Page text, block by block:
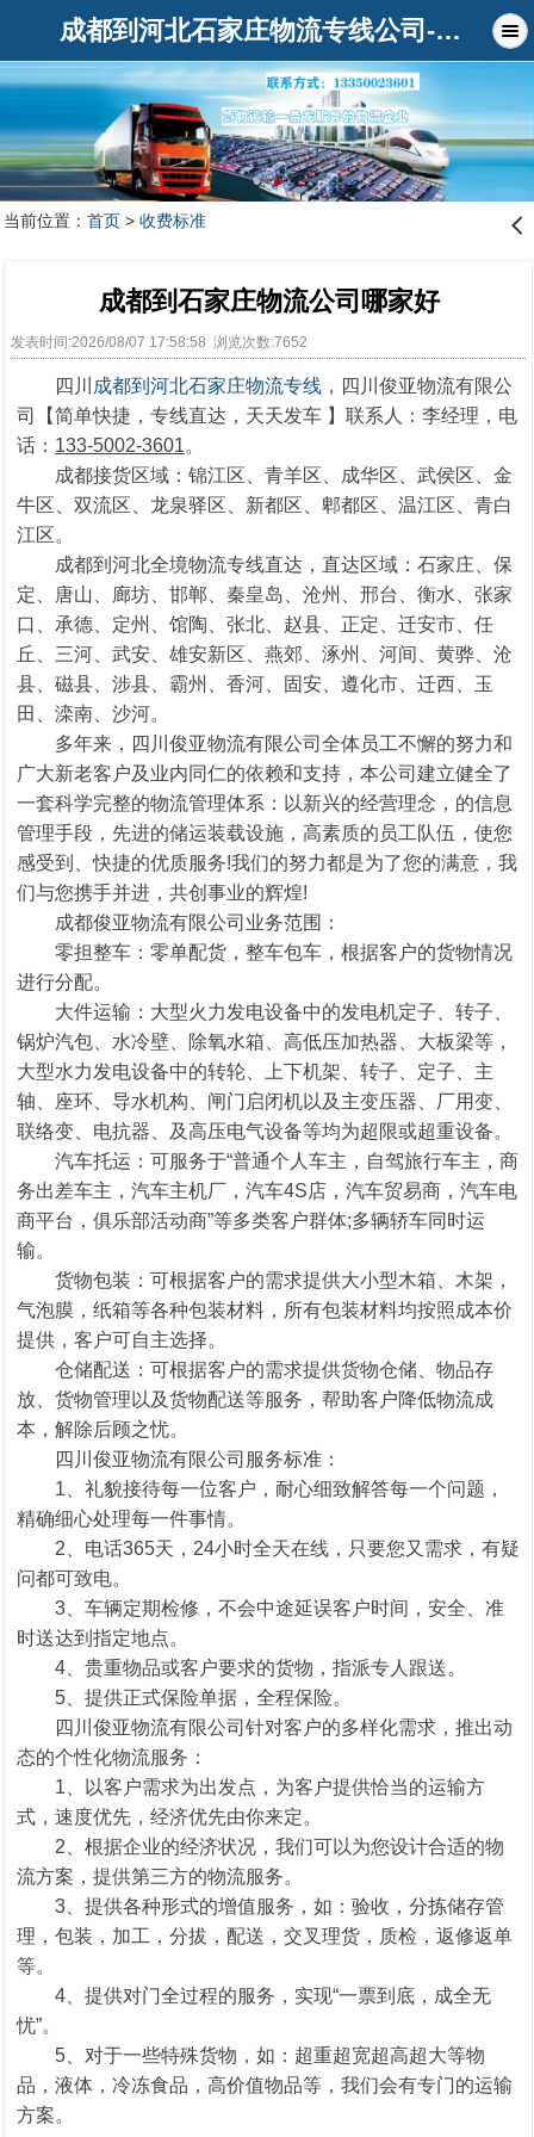
成都到河北石家庄物流专线公司-俊亚物流公司
1 2
当前位置： 首页> 收费标准 󰊒
成都到石家庄物流公司哪家好
发表时间:2026/08/07 17:58:58 浏览次数:7652
四川 成都到河北石家庄物流专线 ，四川俊亚物流有限公
司【简单快捷，专线直达，天天发车 】联系人：李经理，电
话： 133-5002-3601。
成都接货区域：锦江区、青羊区、成华区、武侯区、金
牛区、双流区、龙泉驿区、新都区、郫都区、温江区、青白
江区。
成都到河北全境物流专线直达，直达区域：石家庄、保
定、唐山、廊坊、邯郸、秦皇岛、沧州、邢台、衡水、张家
口、承德、定州、馆陶、张北、赵县、正定、迁安市、任
丘、三河、武安、雄安新区、燕郊、涿州、河间、黄骅、沧
县、磁县、涉县、霸州、香河、固安、遵化市、迁西、玉
田、滦南、沙河。
多年来，四川俊亚物流有限公司全体员工不懈的努力和
广大新老客户及业内同仁的依赖和支持，本公司建立健全了
一套科学完整的物流管理体系：以新兴的经营理念，的信息
管理手段，先进的储运装载设施，高素质的员工队伍，使您
感受到、快捷的优质服务!我们的努力都是为了您的满意，我
们与您携手并进，共创事业的辉煌!
成都俊亚物流有限公司业务范围：
零担整车：零单配货，整车包车，根据客户的货物情况
进行分配。
大件运输：大型火力发电设备中的发电机定子、转子、
锅炉汽包、水冷壁、除氧水箱、高低压加热器、大板梁等，
大型水力发电设备中的转轮、上下机架、转子、定子、主
轴、座环、导水机构、闸门启闭机以及主变压器、厂用变、
联络变、电抗器、及高压电气设备等均为超限或超重设备。
汽车托运：可服务于“普通个人车主，自驾旅行车主，商
务出差车主，汽车主机厂，汽车4S店，汽车贸易商，汽车电
商平台，俱乐部活动商”等多类客户群体;多辆轿车同时运
输。
货物包装：可根据客户的需求提供大小型木箱、木架，
气泡膜，纸箱等各种包装材料，所有包装材料均按照成本价
提供，客户可自主选择。
仓储配送：可根据客户的需求提供货物仓储、物品存
放、货物管理以及货物配送等服务，帮助客户降低物流成
本，解除后顾之忧。
四川俊亚物流有限公司服务标准：
1、礼貌接待每一位客户，耐心细致解答每一个问题，
精确细心处理每一件事情。
2、电话365天，24小时全天在线，只要您又需求，有疑
问都可致电。
3、车辆定期检修，不会中途延误客户时间，安全、准
时送达到指定地点。
4、贵重物品或客户要求的货物，指派专人跟送。
5、提供正式保险单据，全程保险。
四川俊亚物流有限公司针对客户的多样化需求，推出动
态的个性化物流服务：
1、以客户需求为出发点，为客户提供恰当的运输方
式，速度优先，经济优先由你来定。
2、根据企业的经济状况，我们可以为您设计合适的物
流方案，提供第三方的物流服务。
3、提供各种形式的增值服务，如：验收，分拣储存管
理，包装，加工，分拔，配送，交叉理货，质检，返修返单
等。
4、提供对门全过程的服务，实现“一票到底，成全无
忧”。
5、对于一些特殊货物，如：超重超宽超高超大等物
品，液体，冷冻食品，高价值物品等，我们会有专门的运输
方案。